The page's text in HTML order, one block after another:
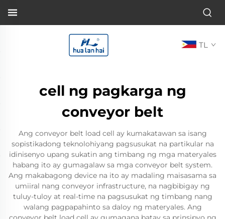
TL
cell ng pagkarga ng
conveyor belt
Ang conveyor belt load cell ay kumakatawan sa isang
sopistikadong teknolohiyang pagsusukat na partikular na
idinisenyo upang sukatin ang timbang ng mga materyales
habang ito ay gumagalaw sa mga conveyor belt system.
Ang makabagong device na ito ay madaling maisasama sa
umiiral nang conveyor infrastructure, na nagbibigay ng
tuluy-tuloy at real-time na pagsusukat ng timbang nang
walang pagpapahinto sa daloy ng materyales. Ang